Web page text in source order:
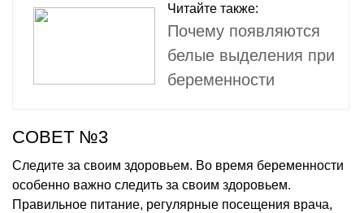
Читайте также:
Почему появляются
белые выделения при
беременности
СОВЕТ №3
Следите за своим здоровьем. Во время беременности
особенно важно следить за своим здоровьем.
Правильное питание, регулярные посещения врача,